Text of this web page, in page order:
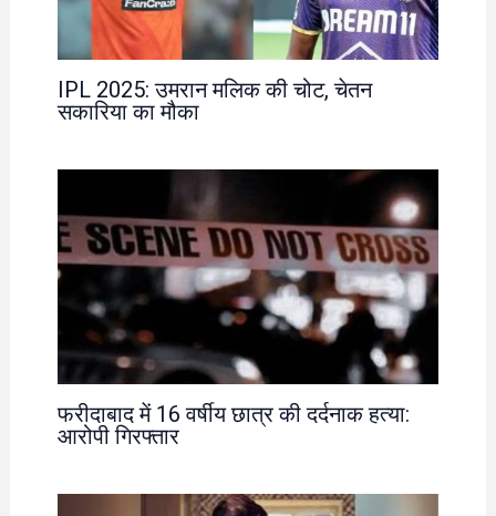
IPL 2025: उमरान मलिक की चोट, चेतन
सकारिया का मौका
फरीदाबाद में 16 वर्षीय छात्र की दर्दनाक हत्या:
आरोपी गिरफ्तार